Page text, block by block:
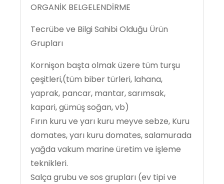
ORGANİK BELGELENDİRME
Tecrübe ve Bilgi Sahibi Olduğu Ürün
Grupları
Kornişon başta olmak üzere tüm turşu
çeşitleri,(tüm biber türleri, lahana,
yaprak, pancar, mantar, sarımsak,
kapari, gümüş soğan, vb)
Fırın kuru ve yarı kuru meyve sebze, Kuru
domates, yarı kuru domates, salamurada
yağda vakum marine üretim ve işleme
teknikleri.
Salça grubu ve sos grupları (ev tipi ve